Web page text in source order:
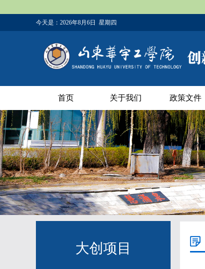
今天是： 2026年8月6日 星期四
首页 关于我们 政策文件
大创项目